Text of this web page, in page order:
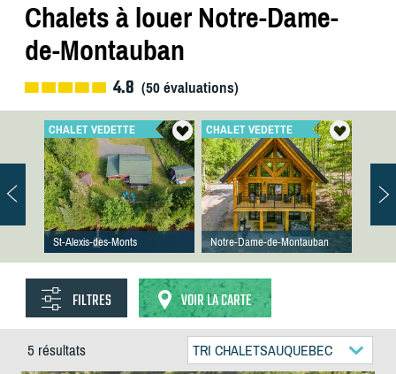
Chalets à louer Notre-Dame-
de-Montauban
4.8 (50évaluations)
CHALET VEDETTE
St-Alexis-des-Monts
CHALET VEDETTE
Notre-Dame-de-Montauban
FILTRES VOIR LA CARTE
5 résultats TRI CHALETSAUQUEBEC